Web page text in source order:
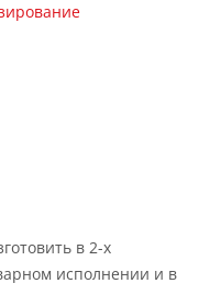
в 2-х
исполнении и в